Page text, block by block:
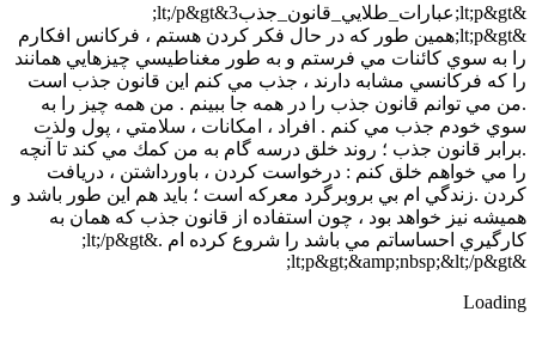
&lt;p&gt;عبارات_طلايي_قانون_جذب3&lt;/p&gt;
&lt;p&gt;همين طور كه در حال فكر كردن هستم ، فركانس افكارم
را به سوي كائنات مي فرستم و به طور مغناطيسي چيزهايي همانند
را كه فركانسي مشابه دارند ، جذب مي كنم اين قانون جذب است
.من مي توانم قانون جذب را در همه جا ببينم . من همه چيز را به
سوي خودم جذب مي كنم . افراد ، امكانات ، سلامتي ، پول ولذت
.برابر قانون جذب ؛ روند خلق درسه گام به من كمك مي كند تا آنچه
را مي خواهم خلق كنم : درخواست كردن ، باورداشتن ، دريافت
كردن .زندگي ام بي بروبرگرد معركه است ؛ بايد هم اين طور باشد و
هميشه نيز خواهد بود ، چون استفاده از قانون جذب كه همان به
كارگيري احساساتم مي باشد را شروع كرده ام .&lt;/p&gt;
&lt;p&gt;&amp;nbsp;&lt;/p&gt;
Loading